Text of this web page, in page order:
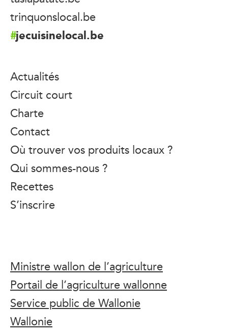
trinquonslocal.be
jecuisinelocal.be
Actualités
Circuit court
Charte
Contact
Où trouver vos produits locaux ?
Qui sommes-nous ?
Recettes
S’inscrire
Ministre wallon de l’agriculture
Portail de l’agriculture wallonne
Service public de Wallonie
Wallonie